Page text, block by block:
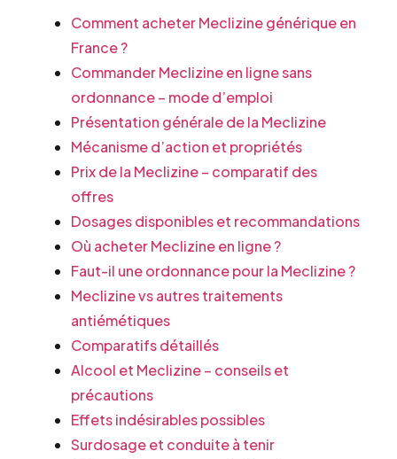
Comment acheter Meclizine générique en
France ?
Commander Meclizine en ligne sans
ordonnance – mode d’emploi
Présentation générale de la Meclizine
Mécanisme d’action et propriétés
Prix de la Meclizine – comparatif des
offres
Dosages disponibles et recommandations
Où acheter Meclizine en ligne ?
Faut-il une ordonnance pour la Meclizine ?
Meclizine vs autres traitements
antiémétiques
Comparatifs détaillés
Alcool et Meclizine – conseils et
précautions
Effets indésirables possibles
Surdosage et conduite à tenir